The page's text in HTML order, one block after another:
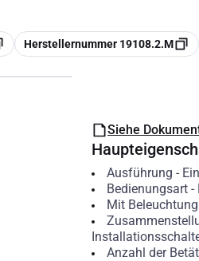
Kopieren
Herstellernummer 19108.2.M
Siehe
Ausführung -
Bedienungsart-
Mit Beleuchtung
Anzahl der